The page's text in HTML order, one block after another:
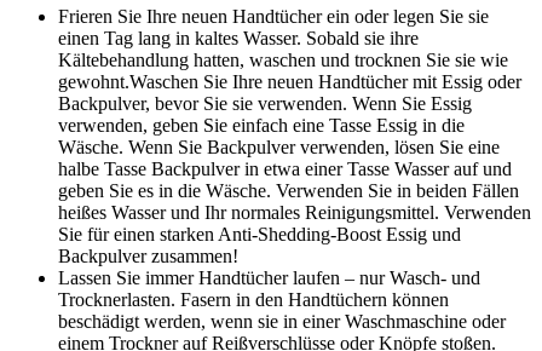
Frieren Sie Ihre neuen Handtücher ein oder legen Sie sie
einen Tag lang in kaltes Wasser. Sobald sie ihre
Kältebehandlung hatten, waschen und trocknen Sie sie wie
gewohnt.Waschen Sie Ihre neuen Handtücher mit Essig oder
Backpulver, bevor Sie sie verwenden. Wenn Sie Essig
verwenden, geben Sie einfach eine Tasse Essig in die
Wäsche. Wenn Sie Backpulver verwenden, lösen Sie eine
halbe Tasse Backpulver in etwa einer Tasse Wasser auf und
geben Sie es in die Wäsche. Verwenden Sie in beiden Fällen
heißes Wasser und Ihr normales Reinigungsmittel. Verwenden
Sie für einen starken Anti-Shedding-Boost Essig und
Backpulver zusammen!
Lassen Sie immer Handtücher laufen – nur Wasch- und
Trocknerlasten. Fasern in den Handtüchern können
beschädigt werden, wenn sie in einer Waschmaschine oder
einem Trockner auf Reißverschlüsse oder Knöpfe stoßen.